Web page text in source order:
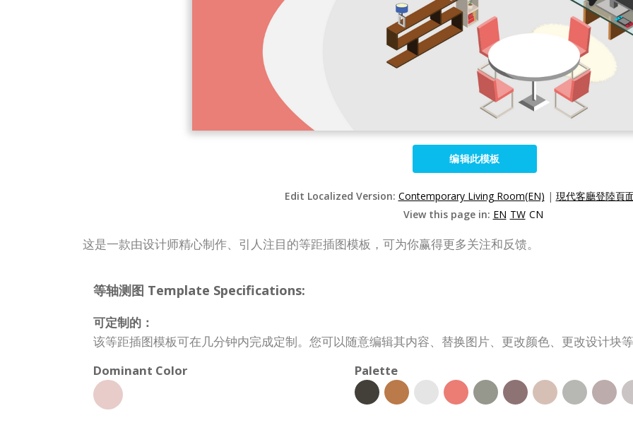
编辑此模板
Edit Localized Version: Contemporary Living Room(EN) | 現代客廳登陸頁
View this page in: EN TW CN
这是一款由设计师精心制作、引人注目的等距插图模板，可为你赢得更多关注和反馈。
等轴测图 Template Specifications:
可定制的：
该等距插图模板可在几分钟内完成定制。您可以随意编辑其内容、替换图片、更改颜色、更改设计块
Dominant Color
Palette